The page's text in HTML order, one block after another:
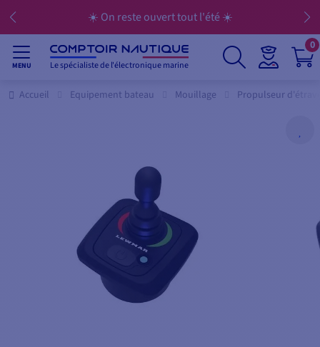
☀️ On reste ouvert tout l'été ☀️
MENU Le spécialiste de l'électronique marine
0
Accueil Equipement bateau Mouillage Propulseur